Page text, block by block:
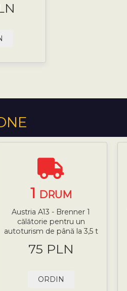
1 DRUM
Austria A13 - Brenner 1
călătorie pentru un
autoturism de până la 3,5 t
75 PLN
ORDIN